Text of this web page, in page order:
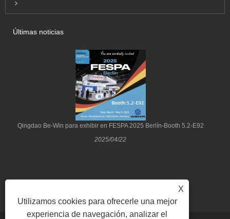
Inquiry For Pricelist
Últimas noticias
Qingdao Be-Win para exhibir en FESPA 2025 Berlín-Booth 5.2-E92
2025/04/22
X
Utilizamos cookies para ofrecerle una mejor
experiencia de navegación, analizar el